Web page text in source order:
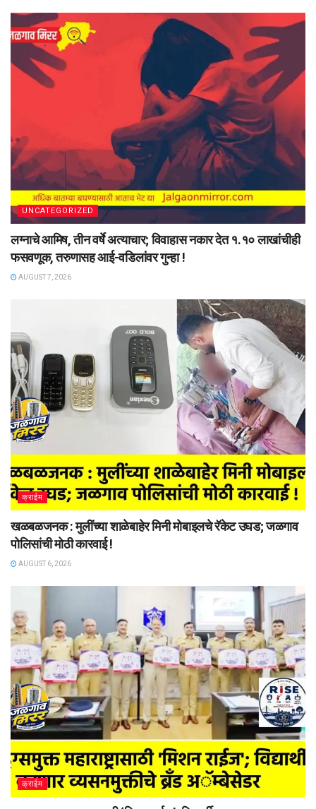
UNCATEGORIZED
लग्नाचे आमिष, तीन वर्षे अत्याचार; विवाहास नकार देत १.१० लाखांचीही
फसवणूक, तरुणासह आई-वडिलांवर गुन्हा !
AUGUST 7, 2026
क्राईम
खळबळजनक : मुलींच्या शाळेबाहेर मिनी मोबाइलचे रॅकेट उघड; जळगाव
पोलिसांची मोठी कारवाई !
AUGUST 6, 2026
क्राईम